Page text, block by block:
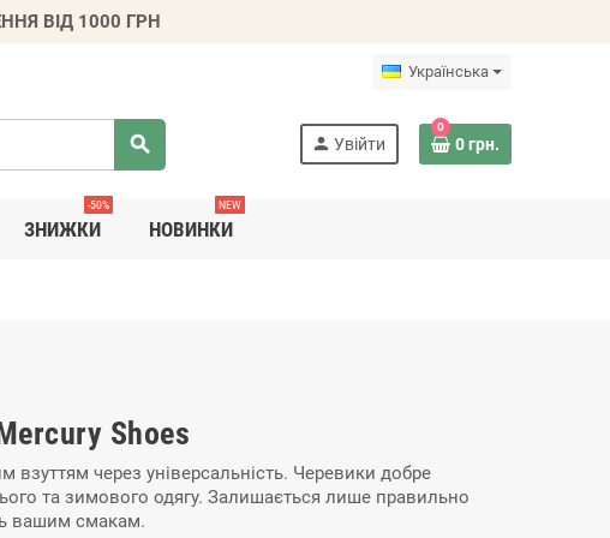
ВІД 1000 ГРН
Українська
search person Увійти
0
0 грн.
ЗНИЖКИ
-50%
НОВИНКИ
NEW
Shoes
через універсальність. Черевики добре
та зимового одягу. Залишається лише правильно
вашим смакам.